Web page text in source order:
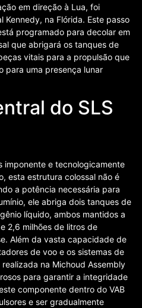
em direção à Lua, foi
Kennedy, na Flórida. Este passo
programado para decolar em
que abrigará os tanques de
vitais para a propulsão que
para uma presença lunar
do SLS
imponente e tecnologicamente
esta estrutura colossal não é
a potência necessária para
ele abriga dois tanques de
líquido, ambos mantidos a
2,6 milhões de litros de
Além da vasta capacidade de
de voo e os sistemas de
na Michoud Assembly
para garantir a integridade
componente dentro do VAB
e ser gradualmente